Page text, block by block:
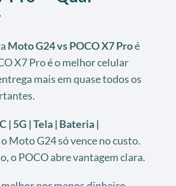
Moto G24 vs POCO X7 Proé
X7 Pro é o melhor celular
mais em quase todos os
| 5G | Tela | Bateria |
o Moto G24 só vence no custo.
o POCO abre vantagem clara.